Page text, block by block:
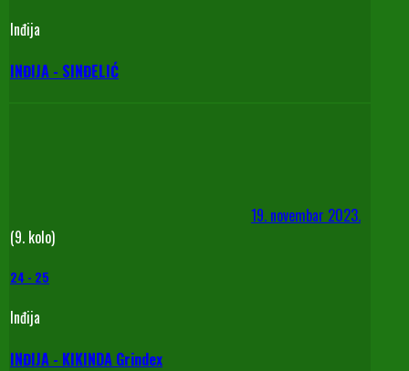
Inđija
INĐIJA - SINĐELIĆ
19. novembar 2023.
(9. kolo)
24 - 25
Inđija
INĐIJA - KIKINDA Grindex